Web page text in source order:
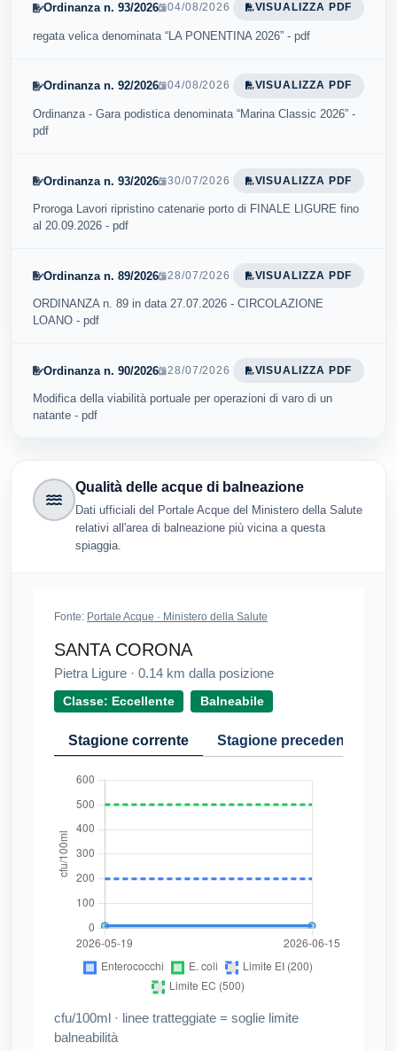
Ordinanza n. 93/2026 04/08/2026 VISUALIZZA PDF
regata velica denominata “LA PONENTINA 2026” - pdf
Ordinanza n. 92/2026 04/08/2026 VISUALIZZA PDF
Ordinanza - Gara podistica denominata “Marina Classic 2026” -
pdf
Ordinanza n. 93/2026 30/07/2026 VISUALIZZA PDF
Proroga Lavori ripristino catenarie porto di FINALE LIGURE fino
al 20.09.2026 - pdf
Ordinanza n. 89/2026 28/07/2026 VISUALIZZA PDF
ORDINANZA n. 89 in data 27.07.2026 - CIRCOLAZIONE
LOANO - pdf
Ordinanza n. 90/2026 28/07/2026 VISUALIZZA PDF
Modifica della viabilità portuale per operazioni di varo di un
natante - pdf
Qualità delle acque di balneazione
Dati ufficiali del Portale Acque del Ministero della Salute
relativi all'area di balneazione più vicina a questa
spiaggia.
Fonte: Portale Acque · Ministero della Salute
SANTA CORONA
Pietra Ligure · 0.14 km dalla posizione
Classe: Eccellente Balneabile
Stagione corrente Stagione precedente
cfu/100ml · linee tratteggiate = soglie limite
balneabilità